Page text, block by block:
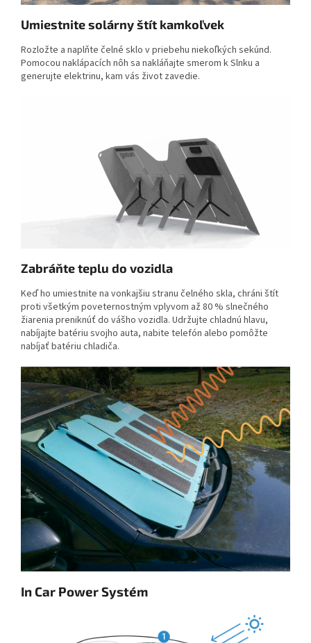
Umiestnite solárny štít kamkoľvek
Rozložte a naplňte čelné sklo v priebehu niekoľkých sekúnd.
Pomocou naklápacích nôh sa nakláňajte smerom k Slnku a
generujte elektrinu, kam vás život zavedie.
Zabráňte teplu do vozidla
Keď ho umiestnite na vonkajšiu stranu čelného skla, chráni štít
proti všetkým poveternostným vplyvom až 80 % slnečného
žiarenia preniknúť do vášho vozidla. Udržujte chladnú hlavu,
nabíjajte batériu svojho auta, nabite telefón alebo pomôžte
nabíjať batériu chladiča.
In Car Power Systém